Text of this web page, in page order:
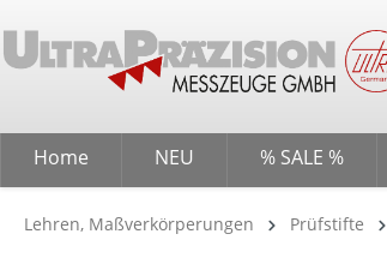
Zur Hauptnavigation springen
Home NEU % SALE %
Lehren, Maßverkörperungen Prüfstifte